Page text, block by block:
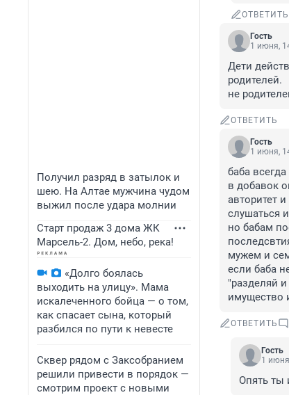
Получил разряд в затылок и
шею. На Алтае мужчина чудом
выжил после удара молнии
Старт продаж 3 дома ЖК
Марсель-2. Дом, небо, река!
«Долго боялась
выходить на улицу». Мама
искалеченного бойца — о том,
как спасает сына, который
разбился по пути к невесте
Сквер рядом с Заксобранием
решили привести в порядок —
смотрим проект с новыми
ОТВЕТИТЬ
Гость
1 июня,
Дети
родителей.
не
ОТВЕТИТЬ
Гость
1 июня,
баба
в добавок
авторитет
слушаться
но бабам
мужем и
если баба
"разделяй
имущество
ОТВЕТИТЬ
Гость
1
Опять ты